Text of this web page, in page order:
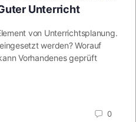
Unterricht
von Unterrichtsplanung.
werden? Worauf
Vorhandenes geprüft
0